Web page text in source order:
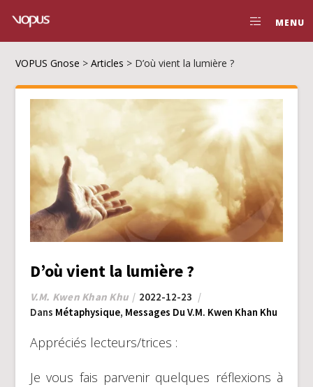
MENU
VOPUS Gnose >Articles > D’où vient la lumière ?
D’où vient la lumière ?
V.M. Kwen Khan Khu
2022-12-23
Dans Métaphysique, Messages Du V.M. Kwen Khan Khu
Appréciés lecteurs/trices :
Je vous fais parvenir quelques réflexions à